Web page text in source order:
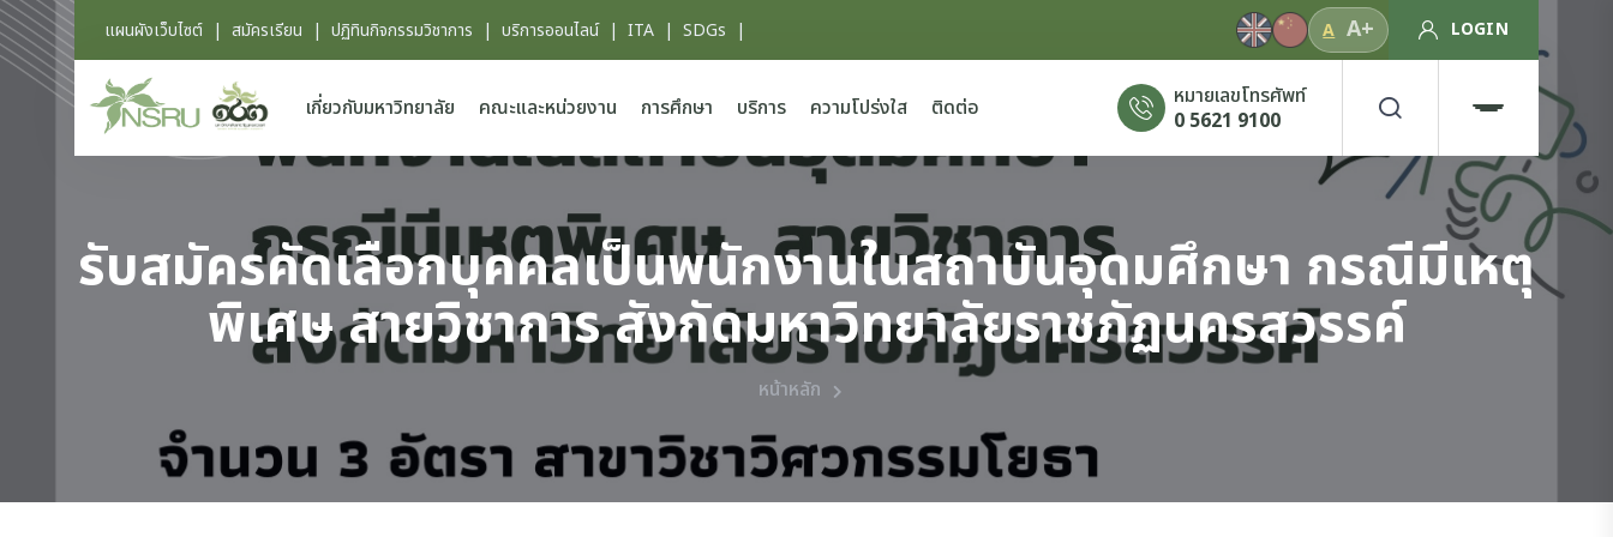
แผนผังเว็บไซต์ | สมัครเรียน | ปฏิทินกิจกรรมวิชาการ | บริการออนไลน์| ITA | SDGs | A A+ LOGIN
เกี่ยวกับมหาวิทยาลัย คณะและหน่วยงาน การศึกษา บริการ ความโปร่งใส ติดต่อ
หมายเลขโทรศัพท์
0 5621 9100
รับสมัครคัดเลือกบุคคลเป็นพนักงานในสถาบันอุดมศึกษา กรณีมีเหตุ
พิเศษ สายวิชาการ สังกัดมหาวิทยาลัยราชภัฏนครสวรรค์
หน้าหลัก